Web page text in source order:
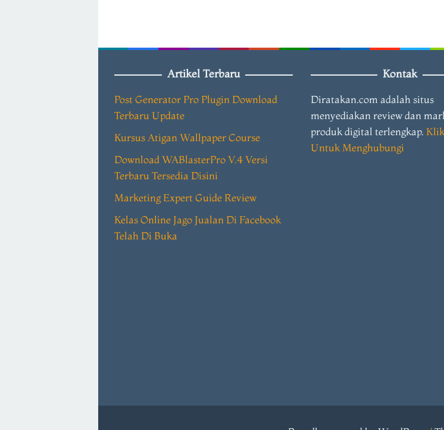
Artikel Terbaru
Post Generator Pro Plugin Download
Terbaru Update
Kursus Atigan Wallpaper Course
Download WABlasterPro V.4 Versi
Terbaru Tersedia Disini
Marketing Expert Guide Review
Kelas Online Jago Jualan Di Facebook
Telah Di Buka
Kontak
Diratakan.com adalah situs
menyediakan review dan
produk digital terlengkap.
Untuk Menghubungi